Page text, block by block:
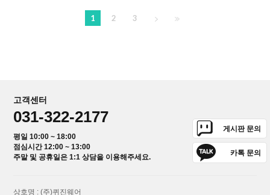
1 2 3
고객센터
031-322-2177
평일 10:00 ~ 18:00
점심시간 12:00 ~ 13:00
주말 및 공휴일은 1:1 상담을 이용해주세요.
게시판 문의
카톡 문의
상호명 : (주)퀴진웨어